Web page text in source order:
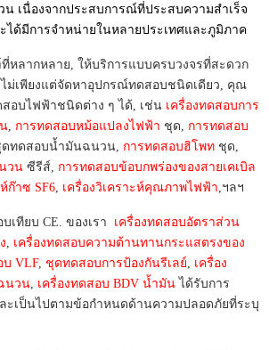
น เนื่องจากประสบการณ์ที่ประสบความสำเร็จ
ได้มีการจำหน่ายในหลายประเทศและภูมิภาค
ลากหลาย, ให้บริการแบบครบวงจรที่สะดวก
ม่เพียงแต่จัดหาอุปกรณ์ทดสอบชนิดเดียว, คุณ
สอบไฟฟ้าชนิดต่าง ๆ ได้, เช่น เครื่องทดสอบการ
, การทดสอบหม้อแปลงไฟฟ้า ชุด, การทดสอบ
ทดสอบน้ำมันฉนวน, การทดสอบฮิโพท ชุด,
วน ซีรีส์, การทดสอบข้อบกพร่องของสายเคเบิล
ก๊าซ SF6, เครื่องวิเคราะห์คุณภาพไฟฟ้า,ฯลฯ
เทียบ CE. ของเรา
เครื่องทดสอบอัตราส่วน
, เครื่องทดสอบความต้านทานกระแสตรงของ
บ VLF, ชุดทดสอบการป้องกันรีเลย์, เครื่อง
นวน, เครื่องทดสอบ BDV น้ำมัน ได้รับการ
ะเป็นไปตามข้อกำหนดด้านความปลอดภัยที่ระบุ